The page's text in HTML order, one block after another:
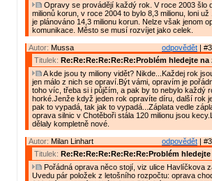
Opravy se provádějí každý rok. V roce 2003 šlo
milionů korun, v roce 2004 to bylo 8,3 milionu, loni už
je plánováno 14,3 milionu korun. Nelze však jenom
komunikace. Město se musí rozvíjet jako celek.
odpovědět |
Autor: Mussa
Titulek: Re:Re:Re:Re:Re:Re:Problém hledejte na
A kde jsou ty miliony vidět? Nikde...Každej rok
jen málo z nich se opraví.Být vámi, opravím je
toho víc, třeba si i půjčím, a pak by to nebylo každý
horké.Jenže když jeden rok opravíte díru, další rok
pak to vypadá, tak jak to vypadá...Záplata vedle
oprava silnic v Chotěboři stála 120 milionu jsou
dělaly kompletně nové.
odpovědět |
Autor: Milan Linhart
Titulek: Re:Re:Re:Re:Re:Re:Re:Problém
Pořádná oprava něco stojí, viz ulice Havlíčkova
Uvedu pár položek z letošního rozpočtu: oprava